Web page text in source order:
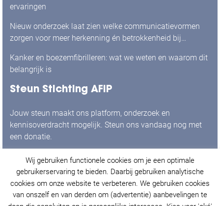
ervaringen
Nieuw onderzoek laat zien welke communicatievormen
zorgen voor meer herkenning én betrokkenheid bij
Kanker en boezemfibrilleren: wat we weten en waarom dit
belangrijk is
Steun Stichting AFIP
Jouw steun maakt ons platform, onderzoek en
kennisoverdracht mogelijk. Steun ons vandaag nog met
een donatie.
Ja, ik doneer graag!
Wij gebruiken functionele cookies om je een optimale
gebruikerservaring te bieden. Daarbij gebruiken analytische
cookies om onze website te verbeteren. We gebruiken cookies
van onszelf en van derden om (advertentie) aanbevelingen te